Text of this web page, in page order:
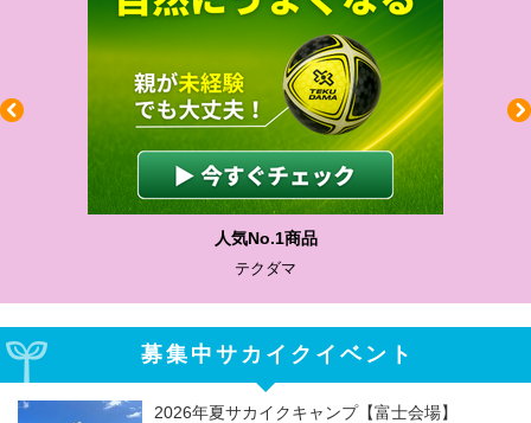
わかりやすい質問に沿って書ける
サカイクサッカーノート
募集中サカイクイベント
2026年夏サカイクキャンプ【富士会場】